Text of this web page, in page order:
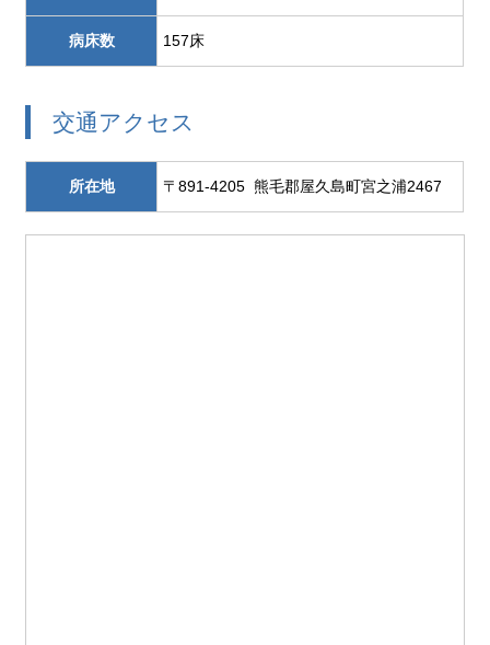
病床数 157床
交通アクセス
所在地 〒891-4205 熊毛郡屋久島町宮之浦2467